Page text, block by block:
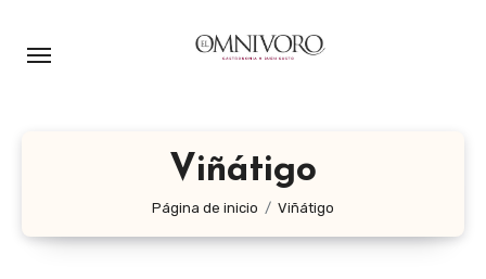
Viñátigo
Página de inicio Viñátigo